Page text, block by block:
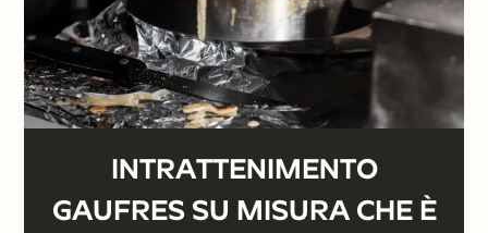
INTRATTENIMENTO
GAUFRES SU MISURA CHE È